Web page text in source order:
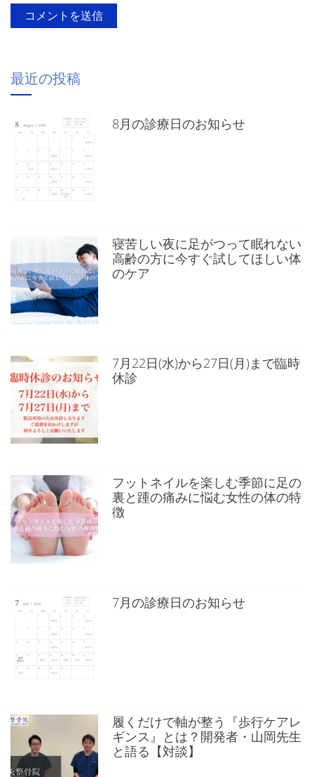
最近の投稿
8月の診療日のお知らせ
寝苦しい夜に足がつって眠れない
高齢の方に今すぐ試してほしい体
のケア
7月22日(水)から27日(月)まで臨時
休診
フットネイルを楽しむ季節に足の
裏と踵の痛みに悩む女性の体の特
徴
7月の診療日のお知らせ
履くだけで軸が整う『歩行ケアレ
ギンス』とは？開発者・山岡先生
と語る【対談】